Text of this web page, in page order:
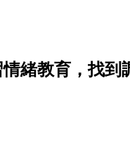
緒教育，找到